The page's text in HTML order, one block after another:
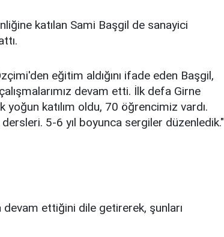
katılan Sami Başgil de sanayici
eğitim aldığını ifade eden Başgil,
devam etti. İlk defa Girne
katılım oldu, 70 öğrencimiz vardı.
5-6 yıl boyunca sergiler düzenledik."
devam ettiğini dile getirerek, şunları